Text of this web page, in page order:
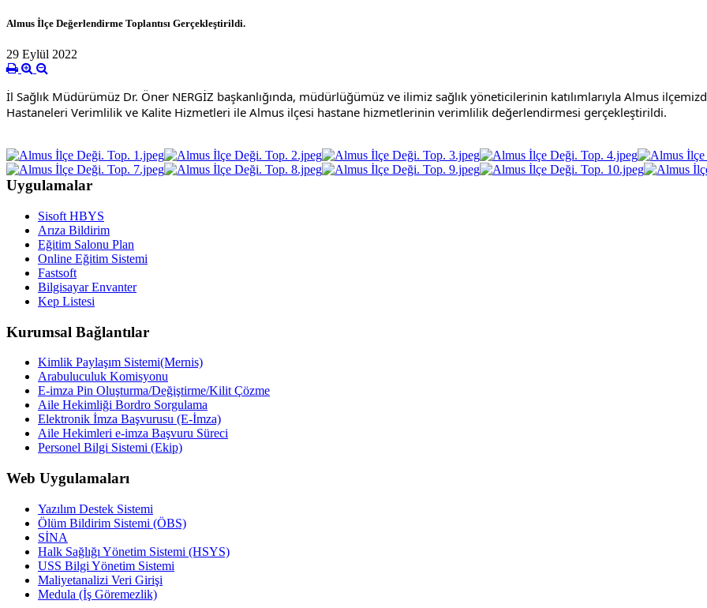
Almus İlçe Değerlendirme Toplantısı Gerçekleştirildi.
29 Eylül 2022
İl Sağlık Müdürümüz Dr. Öner NERGİZ başkanlığında, müdürlüğümüz ve ilimiz sağlık yöneticilerinin katılımlarıyla Almus
Hastaneleri Verimlilik ve Kalite Hizmetleri ile Almus ilçesi hastane hizmetlerinin verimlilik değerlendirmesi gerçekleştirildi.
Uygulamalar
Sisoft HBYS
Arıza Bildirim
Eğitim Salonu Plan
Online Eğitim Sistemi
Fastsoft
Bilgisayar Envanter
Kep Listesi
Kurumsal Bağlantılar
Kimlik Paylaşım Sistemi(Mernis)
Arabuluculuk Komisyonu
E-imza Pin Oluşturma/Değiştirme/Kilit Çözme
Aile Hekimliği Bordro Sorgulama
Elektronik İmza Başvurusu (E-İmza)
Aile Hekimleri e-imza Başvuru Süreci
Personel Bilgi Sistemi (Ekip)
Web Uygulamaları
Yazılım Destek Sistemi
Ölüm Bildirim Sistemi (ÖBS)
SİNA
Halk Sağlığı Yönetim Sistemi (HSYS)
USS Bilgi Yönetim Sistemi
Maliyetanalizi Veri Girişi
Medula (İş Göremezlik)